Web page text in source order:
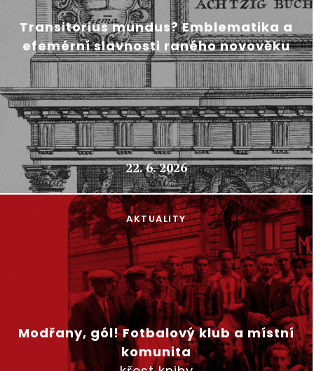
Transitorius mundus? Emblematika a
efemérní slavnosti raného novověku
22. 6. 2026
Modřany, gól! Fotbalový klub a místní
komunita
AKTUALITY